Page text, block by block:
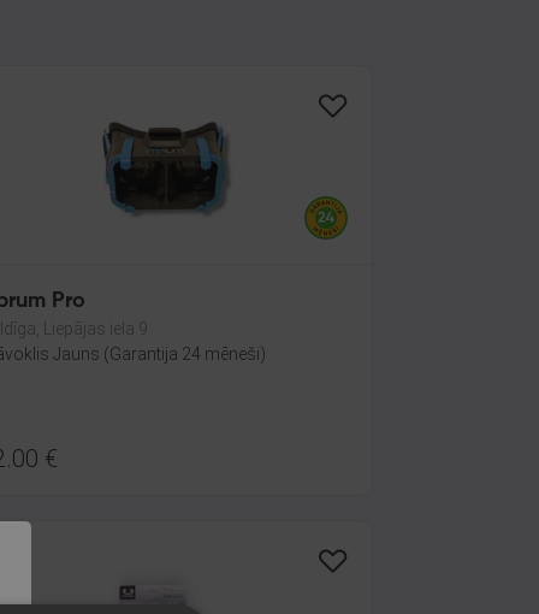
Pro
Liepājas iela 9
Jauns (Garantija 24 mēneši)
€